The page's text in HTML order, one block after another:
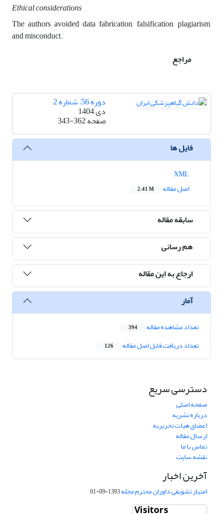
Ethical considerations
The authors avoided data fabrication, falsification, plagiarism,
and misconduct.
مراجع
دوره 56، شماره 2
دی 1404
صفحه343-362
فایل ها
اصل مقاله
2.41 M
سابقه مقاله
هم رسانی
ارجاع به این مقاله
آمار
تعداد مشاهده مقاله 394
تعداد دریافت فایل اصل مقاله 126
دسترسی سریع
صفحه اصلی
درباره نشریه
اعضای هیات تحریریه
ارسال مقاله
تماس با ما
نقشه سایت
آخرین اخبار
امتیاز تشویقی داوران محترم مجله1393-09-01